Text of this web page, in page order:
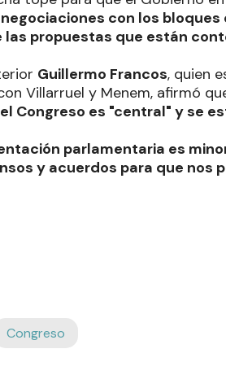
con los
las propuestas que están
Guillermo Francos, quien
Villarruel y Menem, afirmó
Congreso es "central" y se
parlamentaria es
y acuerdos para que nos
Congreso